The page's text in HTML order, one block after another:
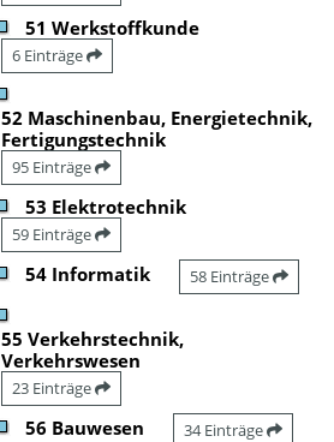
51 Werkstoffkunde
6 Einträge
52 Maschinenbau, Energietechnik,
Fertigungstechnik
95 Einträge
53 Elektrotechnik
59 Einträge
54 Informatik 58 Einträge
55 Verkehrstechnik,
Verkehrswesen
23 Einträge
56 Bauwesen 34 Einträge